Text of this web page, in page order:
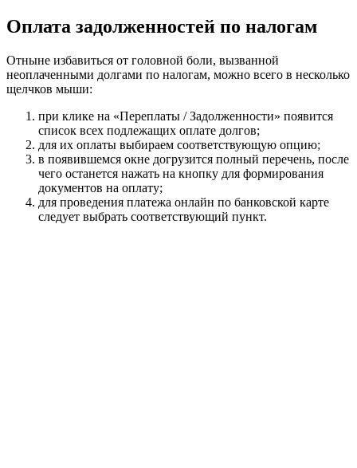
Оплата задолженностей по налогам
Отныне избавиться от головной боли, вызванной
неоплаченными долгами по налогам, можно всего в несколько
щелчков мыши:
при клике на «Переплаты / Задолженности» появится
список всех подлежащих оплате долгов;
для их оплаты выбираем соответствующую опцию;
в появившемся окне догрузится полный перечень, после
чего останется нажать на кнопку для формирования
документов на оплату;
для проведения платежа онлайн по банковской карте
следует выбрать соответствующий пункт.